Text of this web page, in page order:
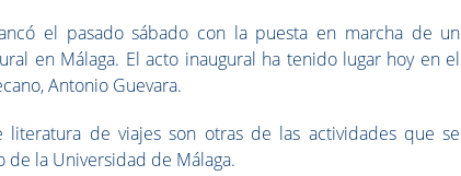
el pasado sábado con la puesta en marcha de un
en Málaga. El acto inaugural ha tenido lugar hoy en el
Antonio Guevara.
de viajes son otras de las actividades que se
de la Universidad de Málaga.